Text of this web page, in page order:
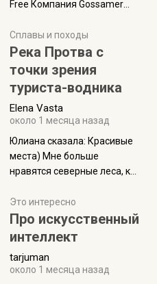
Free Компания Gossamer
туристическую палатку The
Free, которая стала первой
ультралегкой моделью в
ассортименте
производителя. Новинка
получила двухслойную
конструкцию с отдельным
внешним тентом и сетчатой
внутренней палаткой, а ее
комплектации составляет
около 845 г. Палатка весит
менее
Сплавы и походы
Река Протва с
точки зрения
туриста-водника
Elena Vasta
около 1 месяца назад
Юлиана сказалa: Красивые
места) Мне больше
нравятся северные леса, как
южной тайги
Это интересно
Про искусственный
интеллект
tarjuman
около 1 месяца назад